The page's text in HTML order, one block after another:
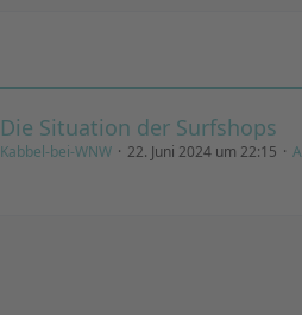
Die Situation der Surfshops
Kabbel-bei-WNW 22. Juni 2024 um 22:15